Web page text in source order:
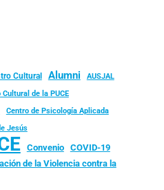
Cultural Alumni
AUSJAL
Cultural de la PUCE
Centro de Psicología Aplicada
Jesús
Convenio
COVID-19
de la Violencia contra la